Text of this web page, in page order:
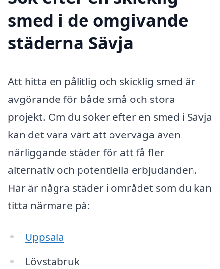
smed i de omgivande
städerna Sävja
Att hitta en pålitlig och skicklig smed är
avgörande för både små och stora
projekt. Om du söker efter en smed i Sävja
kan det vara värt att överväga även
närliggande städer för att få fler
alternativ och potentiella erbjudanden.
Här är några städer i området som du kan
titta närmare på:
Uppsala
Lövstabruk